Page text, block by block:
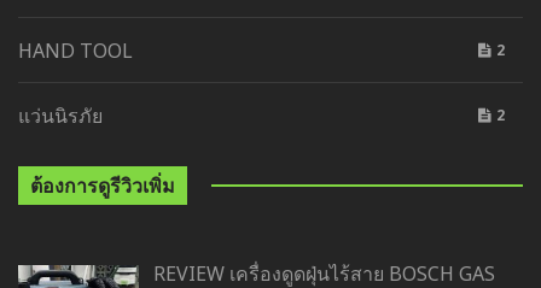
HAND TOOL 2
แว่นนิรภัย 2
ต้องการดูรีวิวเพิ่ม
REVIEW เครื่องดูดฝุ่นไร้สาย BOSCH GAS